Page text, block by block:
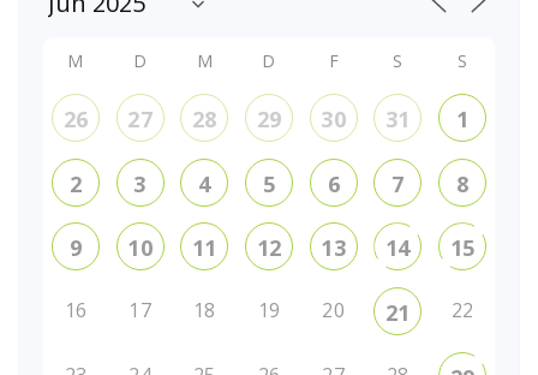
M D M D F S S
26 27 28 29 30 31 1
2 3 4 5 6 7 8
9 10 11 12 13 14 15
16 17 18 19 20 21 22